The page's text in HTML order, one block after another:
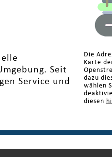
Seit
Service und
Die
Karte
dazu
wählen
diesen